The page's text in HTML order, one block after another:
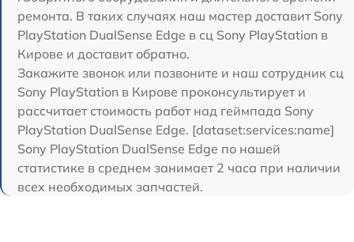
ремонта. В таких случаях наш мастер доставит Sony
PlayStation DualSense Edge в сц Sony PlayStation в
Кирове и доставит обратно.
Закажите звонок или позвоните и наш сотрудник сц
Sony PlayStation в Кирове проконсультирует и
рассчитает стоимость работ над геймпада Sony
PlayStation DualSense Edge. [dataset:services:name]
Sony PlayStation DualSense Edge по нашей
статистике в среднем занимает 2 часа при наличии
всех необходимых запчастей.